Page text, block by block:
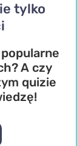
tylko
A czy
quizie